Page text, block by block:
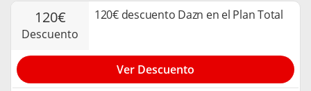
120€
descuento
120€ descuento Dazn en el Plan Total
Ver Descuento